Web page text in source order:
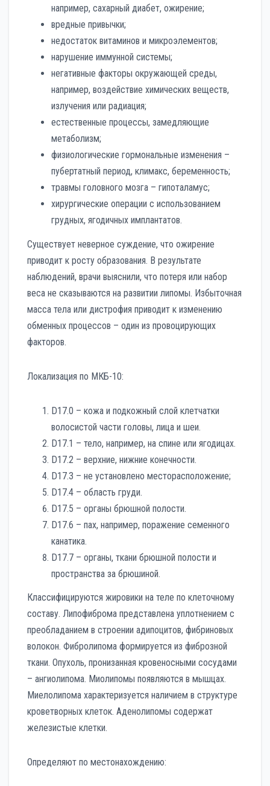
например, сахарный диабет, ожирение;
вредные привычки;
недостаток витаминов и микроэлементов;
нарушение иммунной системы;
негативные факторы окружающей среды,
например, воздействие химических веществ,
излучения или радиация;
естественные процессы, замедляющие
метаболизм;
физиологические гормональные изменения –
пубертатный период, климакс, беременность;
травмы головного мозга – гипоталамус;
хирургические операции с использованием
грудных, ягодичных имплантатов.
Существует неверное суждение, что ожирение
приводит к росту образования. В результате
наблюдений, врачи выяснили, что потеря или набор
веса не сказываются на развитии липомы. Избыточная
масса тела или дистрофия приводит к изменению
обменных процессов – один из провоцирующих
факторов.
Локализация по МКБ-10:
D17.0 – кожа и подкожный слой клетчатки
волосистой части головы, лица и шеи.
D17.1 – тело, например, на спине или ягодицах.
D17.2 – верхние, нижние конечности.
D17.3 – не установлено месторасположение;
D17.4 – область груди.
D17.5 – органы брюшной полости.
D17.6 – пах, например, поражение семенного
канатика.
D17.7 – органы, ткани брюшной полости и
пространства за брюшиной.
Классифицируются жировики на теле по клеточному
составу. Липофиброма представлена уплотнением с
преобладанием в строении адипоцитов, фибриновых
волокон. Фибролипома формируется из фиброзной
ткани. Опухоль, пронизанная кровеносными сосудами
– ангиолипома. Миолипомы появляются в мышцах.
Миелолипома характеризуется наличием в структуре
кроветворных клеток. Аденолипомы содержат
железистые клетки.
Определяют по местонахождению: